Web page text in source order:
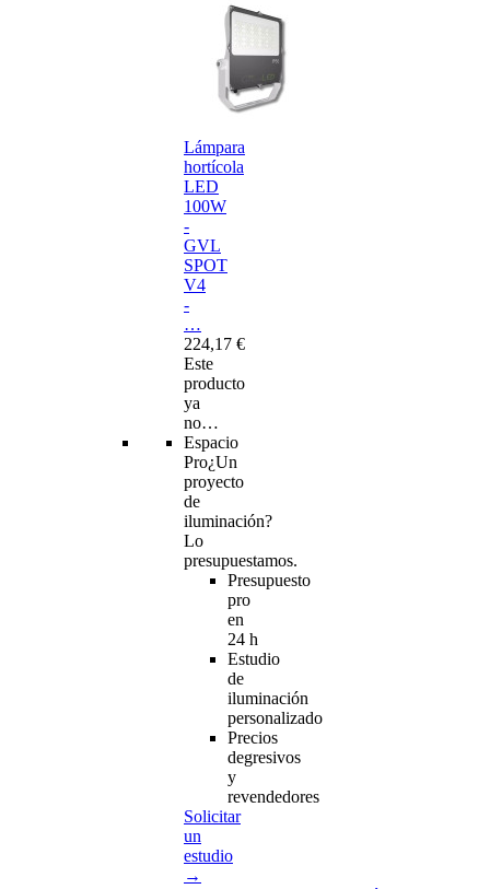
Lámpara
hortícola
LED
100W
-
GVL
SPOT
V4
-
…
224,17 €
Este
producto
ya
no…
Espacio
Pro¿Un
proyecto
de
iluminación?
Lo
presupuestamos.
Presupuesto
pro
en
24 h
Estudio
de
iluminación
personalizado
Precios
degresivos
y
revendedores
Solicitar
un
estudio
→